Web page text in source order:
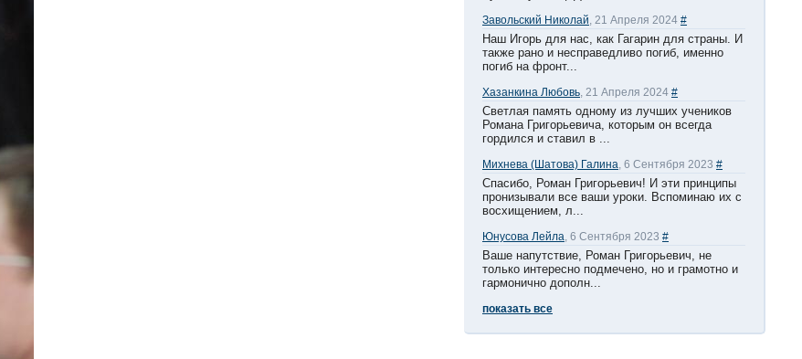
Завольский Николай , 21 Апреля 2024 #
Наш Игорь для нас, как Гагарин для страны. И
также рано и несправедливо погиб, именно
погиб на фронт...
Хазанкина Любовь , 21 Апреля 2024 #
Светлая память одному из лучших учеников
Романа Григорьевича, которым он всегда
гордился и ставил в ...
Михнева (Шатова) Галина , 6 Сентября 2023 #
Спасибо, Роман Григорьевич! И эти принципы
пронизывали все ваши уроки. Вспоминаю их с
восхищением, л...
Юнусова Лейла , 6 Сентября 2023 #
Ваше напутствие, Роман Григорьевич, не
только интересно подмечено, но и грамотно и
гармонично дополн...
показать все